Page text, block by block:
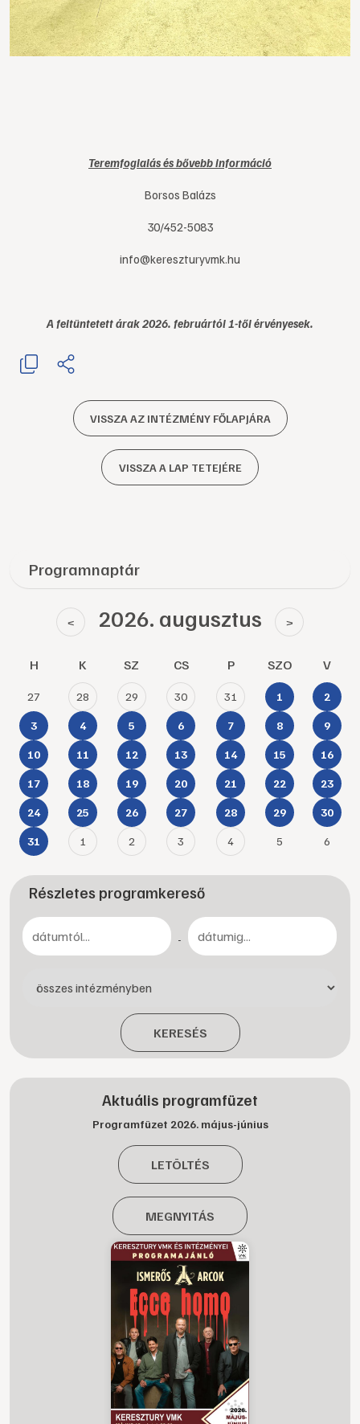
Teremfoglalás és bővebb információ
Borsos Balázs
30/452-5083
info@kereszturyvmk.hu
A feltüntetett árak 2026. februártól 1-től érvényesek.
VISSZA AZ INTÉZMÉNY FŐLAPJÁRA
VISSZA A LAP TETEJÉRE
Programnaptár
< 2026. augusztus >
H K SZ CS P SZO V
27 28 29 30 31 1 2
3 4 5 6 7 8 9
10 11 12 13 14 15 16
17 18 19 20 21 22 23
24 25 26 27 28 29 30
31 1 2 3 4 5 6
Részletes programkereső
-
KERESÉS
Aktuális programfüzet
Programfüzet 2026. május-június
LETÖLTÉS
MEGNYITÁS